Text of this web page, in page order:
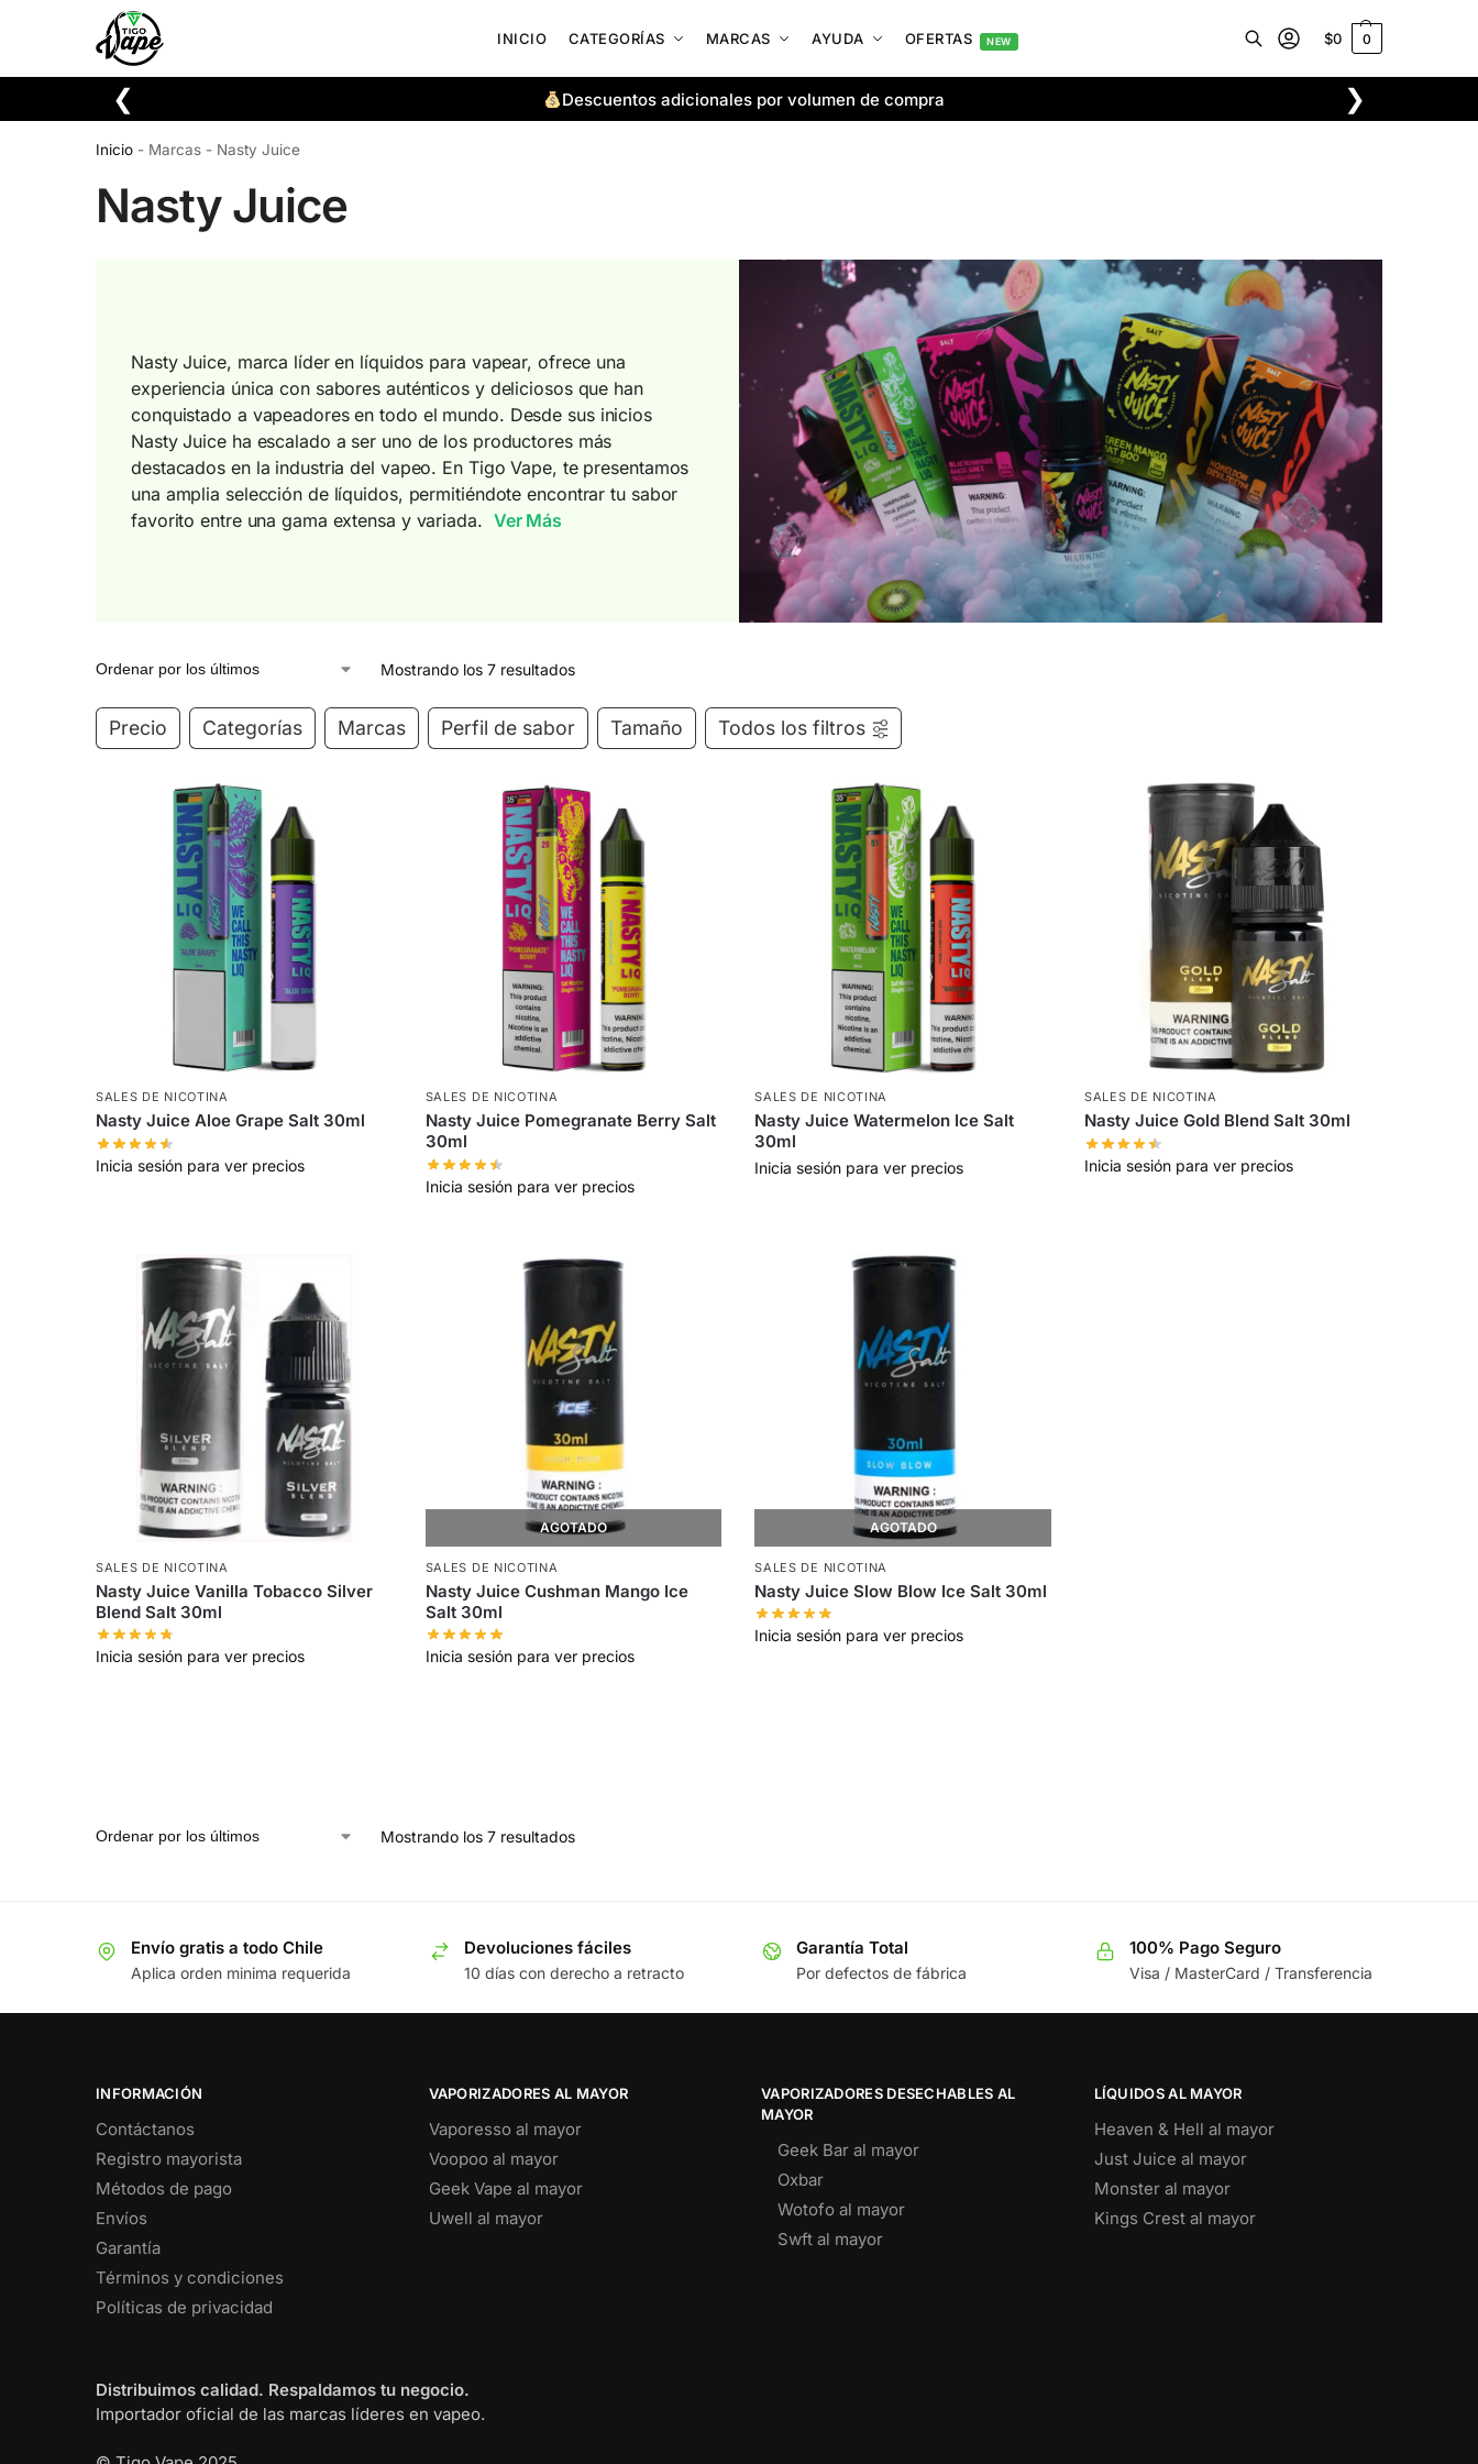
INICIO CATEGORÍAS MARCAS AYUDA OFERTAS NEW
Buscar $0 0
❮ Descuentos adicionales por volumen de compra ❯
Inicio - Marcas - Nasty Juice
Nasty Juice
Nasty Juice, marca líder en líquidos para vapear, ofrece una
experiencia única con sabores auténticos y deliciosos que han
conquistado a vapeadores en todo el mundo. Desde sus inicios
Nasty Juice ha escalado a ser uno de los productores más
destacados en la industria del vapeo. En Tigo Vape, te presentamos
una amplia selección de líquidos, permitiéndote encontrar tu sabor
favorito entre una gama extensa y variada. Ver Más
Mostrando los 7 resultados
Precio Categorías Marcas Perfil de sabor Tamaño Todos los filtros
SALES DE NICOTINA
Nasty Juice Aloe Grape Salt 30ml
Inicia sesión para ver precios
SALES DE NICOTINA
Nasty Juice Pomegranate Berry Salt
30ml
Inicia sesión para ver precios
SALES DE NICOTINA
Nasty Juice Watermelon Ice Salt
30ml
Inicia sesión para ver precios
SALES DE NICOTINA
Nasty Juice Gold Blend Salt 30ml
Inicia sesión para ver precios
SALES DE NICOTINA
Nasty Juice Vanilla Tobacco Silver
Blend Salt 30ml
Inicia sesión para ver precios
AGOTADO
SALES DE NICOTINA
Nasty Juice Cushman Mango Ice
Salt 30ml
Inicia sesión para ver precios
AGOTADO
SALES DE NICOTINA
Nasty Juice Slow Blow Ice Salt 30ml
Inicia sesión para ver precios
Mostrando los 7 resultados
Envío gratis a todo Chile
Aplica orden minima requerida
Devoluciones fáciles
10 días con derecho a retracto
Garantía Total
Por defectos de fábrica
100% Pago Seguro
Visa / MasterCard / Transferencia
INFORMACIÓN
Contáctanos
Registro mayorista
Métodos de pago
Envíos
Garantía
Términos y condiciones
Políticas de privacidad
VAPORIZADORES AL MAYOR
Vaporesso al mayor
Voopoo al mayor
Geek Vape al mayor
Uwell al mayor
VAPORIZADORES DESECHABLES AL
MAYOR
Geek Bar al mayor
Oxbar
Wotofo al mayor
Swft al mayor
LÍQUIDOS AL MAYOR
Heaven & Hell al mayor
Just Juice al mayor
Monster al mayor
Kings Crest al mayor
Distribuimos calidad. Respaldamos tu negocio.
Importador oficial de las marcas líderes en vapeo.